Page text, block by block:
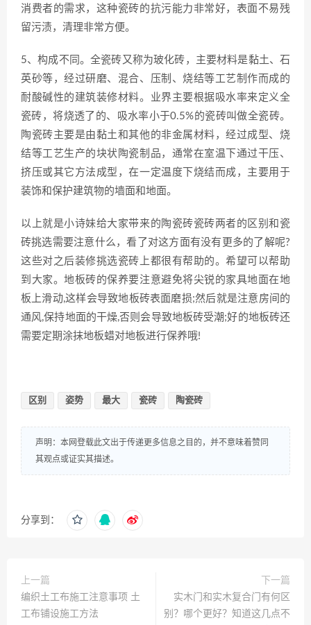
消费者的需求，这种瓷砖的抗污能力非常好，表面不易残
留污渍，清理非常方便。
5、构成不同。全瓷砖又称为玻化砖，主要材料是黏土、石
英砂等，经过研磨、混合、压制、烧结等工艺制作而成的
耐酸碱性的建筑装修材料。业界主要根据吸水率来定义全
瓷砖，将烧透了的、吸水率小于0.5%的瓷砖叫做全瓷砖。
陶瓷砖主要是由黏土和其他的非金属材料，经过成型、烧
结等工艺生产的块状陶瓷制品，通常在室温下通过干压、
挤压或其它方法成型，在一定温度下烧结而成，主要用于
装饰和保护建筑物的墙面和地面。
以上就是小诗妹给大家带来的陶瓷砖瓷砖两者的区别和瓷
砖挑选需要注意什么，看了对这方面有没有更多的了解呢?
这些对之后装修挑选瓷砖上都很有帮助的。希望可以帮助
到大家。地板砖的保养要注意避免将尖锐的家具地面在地
板上滑动,这样会导致地板砖表面磨损;然后就是注意房间的
通风,保持地面的干燥,否则会导致地板砖受潮;好的地板砖还
需要定期涂抹地板蜡对地板进行保养哦!
区别 姿势 最大 瓷砖 陶瓷砖
声明：本网登载此文出于传递更多信息之目的，并不意味着赞同
其观点或证实其描述。
分享到：
上一篇
编织土工布施工注意事项 土
工布铺设施工方法
下一篇
实木门和实木复合门有何区
别？哪个更好？知道这几点不